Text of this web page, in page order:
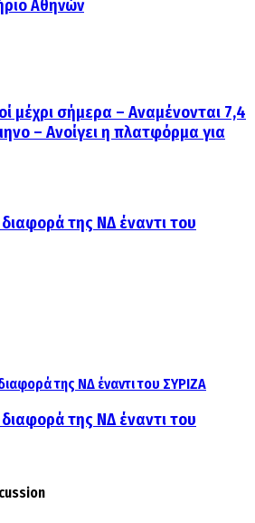
Αθηνών
μέχρι σήμερα – Αναμένονται 7,4
– Ανοίγει η πλατφόρμα για
της ΝΔ έναντι του
της ΝΔ έναντι του